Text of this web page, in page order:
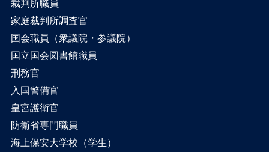
裁判所職員
家庭裁判所調査官
国会職員（衆議院・参議院）
国立国会図書館職員
刑務官
入国警備官
皇宮護衛官
防衛省専門職員
海上保安大学校（学生）